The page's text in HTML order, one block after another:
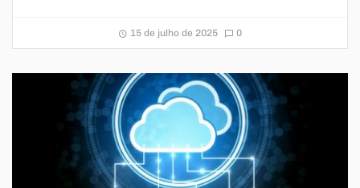
15 de julho de 2025 0